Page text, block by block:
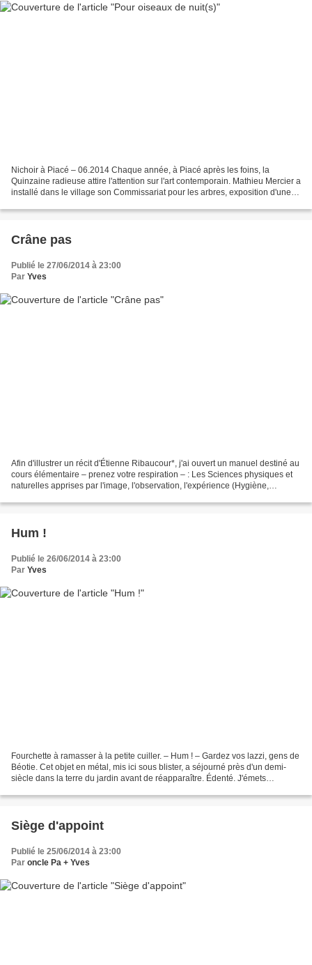
Nichoir à Piacé – 06.2014 Chaque année, à Piacé après les foins, la
Quinzaine radieuse attire l'attention sur l'art contemporain. Mathieu Mercier a
installé dans le village son Commissariat pour les arbres, exposition d'une
Crâne pas
Publié le 27/06/2014 à 23:00
Par Yves
Afin d'illustrer un récit d'Étienne Ribaucour*, j'ai ouvert un manuel destiné au
cours élémentaire – prenez votre respiration – : Les Sciences physiques et
naturelles apprises par l'image, l'observation, l'expérience (Hygiène,
Hum !
Publié le 26/06/2014 à 23:00
Par Yves
Fourchette à ramasser à la petite cuiller. – Hum ! – Gardez vos lazzi, gens de
Béotie. Cet objet en métal, mis ici sous blister, a séjourné près d'un demi-
siècle dans la terre du jardin avant de réapparaître. Édenté. J'émets
Siège d'appoint
Publié le 25/06/2014 à 23:00
Par oncle Pa + Yves